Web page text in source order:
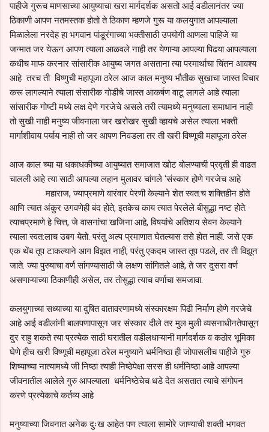
पाहीजे गुरूच माणसाच्या आयुष्याचा खरा मार्गदर्शक असतो आई वडीलानंतर ज्या
ठिकाणी आपण नतमस्तक होतो ते ठिकाण म्हणजे गुरू या कलयुगात आपल्याला
मिळालेला नरदेह हा भगवान पांडूरंगाच्या भक्तीसाठी उपयोगी आणला पाहिजे या
जन्मात जर येऊन आपण त्याला आळवले नाही तर येणाऱ्या आपल्या पिढया आपल्याला
कधीच माफ करनार सांसारीक आयुष्य जगत असताना त्या परमार्थाचा चिंतन आवश्य
आहे तरच ती विष्णुची महापूजा ठरेल आज काल मनुष्य भौतीक सुखाचा जास्त विचार
करू लागल्याने त्याला संसारीक गोडीचे जास्त आकर्षण वाटू लागले आहे त्याला
सांसारीक गोष्टी मध्ये लक्ष देणे गरजेचे असले तरी त्यामध्ये मनुष्याला समाधान नाही
तो सुखी नाही मनुष्य जीवनाला जर खरोखर सुखी व्हायचे असेल त्याला भक्ती
मार्गाशीवाय पर्याय नाही तो जर आपण निवडला तर ती खरी विष्णूची महापूजा ठरेल
आज काल च्या या धकाधकीच्या आयुष्यात समाजात खोट बोलण्याची प्रवृती ही वाढत
चालली आहे त्या साठी आपल्या लहान मुलावर चांगले 'संस्कार होणे गरजेच आहे
महाराज, ज्याप्रमाणे वारंवार पेरणी केल्याने शेत स्वत:च शक्तिहीन होते
आणि त्यात अंकुर उगवणेही बंद होते, इतकेच काय त्यात पेरलेले बीसुद्धा नष्ट होते.
त्याचप्रमाणे हे चित्त, जे वासनांचा खजिना आहे, विषयांचे अतिशय सेवन केल्याने
त्याला स्वत:लाच उबग येतो. परंतु अल्प प्रमाणात घेतल्यास तसे होत नाही. जसे एक
एक थेंब तूप टाकल्याने आग विझत नाही, परंतु एकदम जास्त तूप पडले, तर ती विझून
जाते. ज्या पुरुषाचा वर्ण सांगण्यासाठी जे लक्षण सांगितले आहे, ते जर दुसरा वर्ण
असणाऱ्याच्या ठिकाणीही असेल, तर तोसुद्धा त्याच वर्णाचा समजावा.
कलयुगाच्या सध्याच्या या दुषित वातावरणामध्ये संस्कारक्षम पिढी निर्माण होणे गरजेचे
आहे आई वडीलांनी बालपणापासून जर संस्कार दीले तर मुल मुली व्यसनाधीनतेपासून
दुर राहु शकते त्या प्रत्येक साठी घरातील वडीलधाऱ्यानी मार्गदर्शक व कठोर भूमिका
घेणे हीच खरी विष्णूची महापूजा ठरेल मनुष्याने धर्मनिष्ठा ही जोपासलीच पाहीजे गुरु
शिष्याच्या नात्यामध्ये जी निष्ठा त्याही निष्ठेपेक्षा सरस ही धर्मनिष्ठा आहे आपल्या
जीवनातील आलेले गुरु आपल्याला धर्मनिष्ठेचेच धडे देत असतात त्याचे संगोपन
करणे प्रत्येकाचे कर्तव्य आहे
मनुष्याच्या जिवनात अनेक दुःख आहेत पण त्याला सामोरे जाण्याची शक्ती भगवत